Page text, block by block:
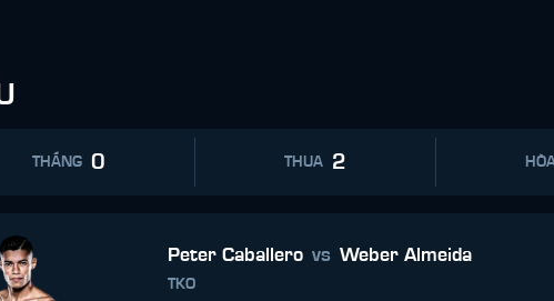
THẮNG 0 THUA 2
Peter Caballero vs Weber Almeida
TKO